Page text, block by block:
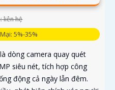
liên hệ
5%-35%
dòng camera quay quét
siêu nét, tích hợp công
động cả ngày lẫn đêm.